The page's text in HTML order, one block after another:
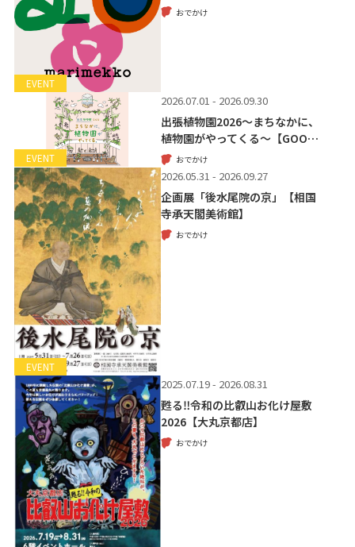
EVENT
おでかけ
EVENT
2026.07.01 - 2026.09.30
出張植物園2026～まちなかに、
植物園がやってくる～【GOO…
おでかけ
EVENT
2026.05.31 - 2026.09.27
企画展「後水尾院の京」【相国
寺承天閣美術館】
おでかけ
2025.07.19 - 2026.08.31
甦る‼令和の比叡山お化け屋敷
2026【大丸京都店】
おでかけ